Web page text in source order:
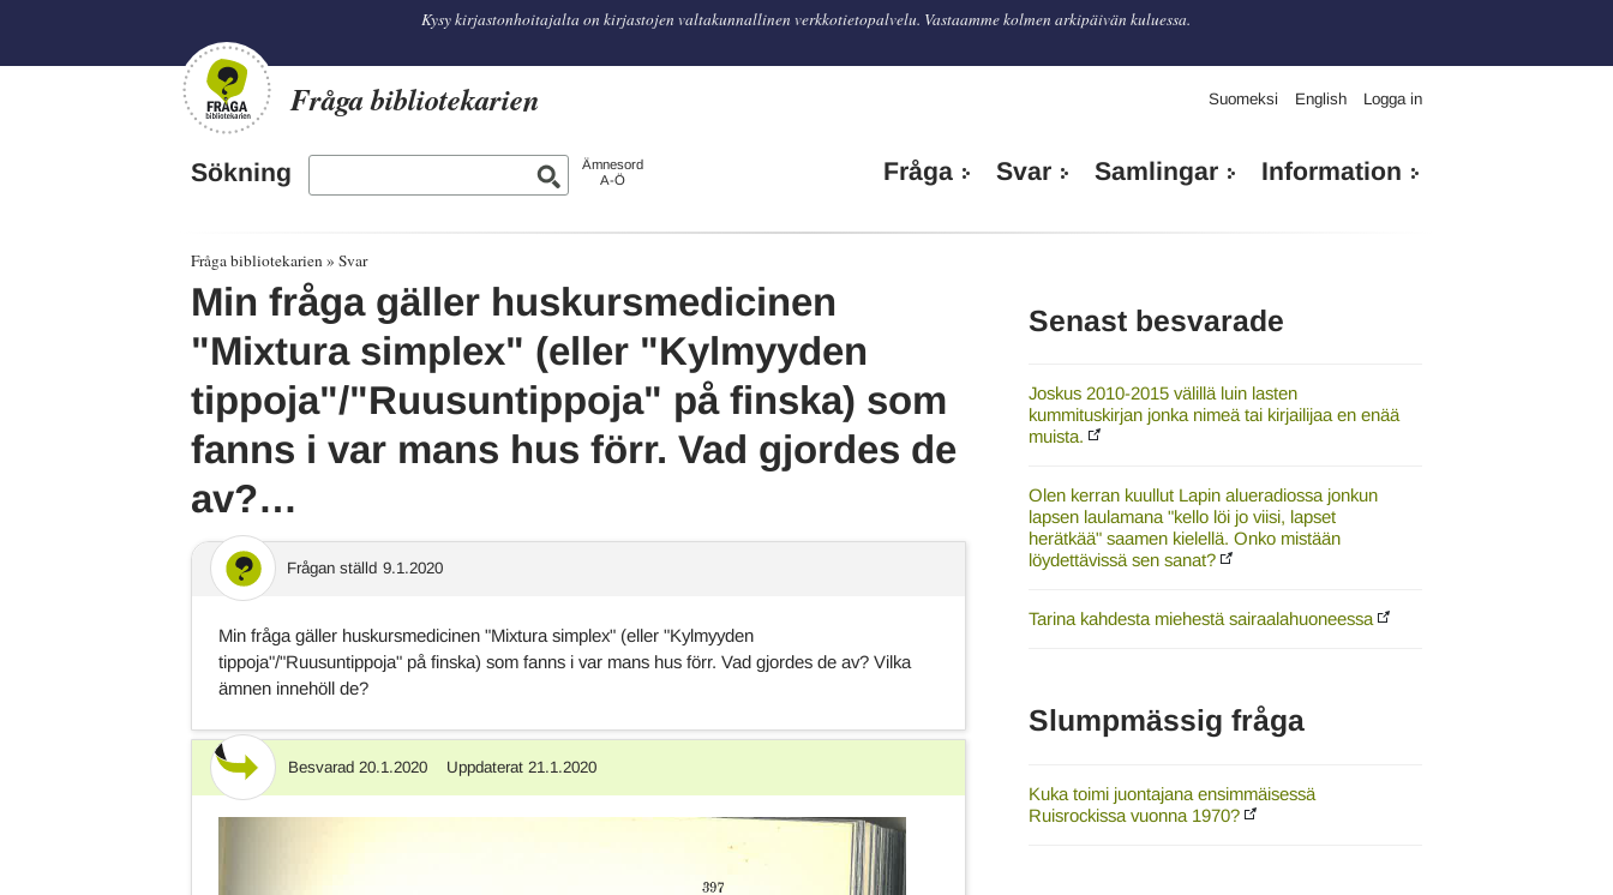
Kysy kirjastonhoitajalta on kirjastojen valtakunnallinen verkkotietopalvelu. Vastaamme kolmen arkipäivän kuluessa.
Fråga bibliotekarien Suomeksi English Logga in
Sökning
Ämnesord
A-Ö
Fråga Svar Samlingar Information
Fråga bibliotekarien Svar
Min fråga gäller huskursmedicinen
"Mixtura simplex" (eller "Kylmyyden
tippoja"/"Ruusuntippoja" på finska) som
fanns i var mans hus förr. Vad gjordes de
av?…
Frågan ställd 9.1.2020
Min fråga gäller huskursmedicinen "Mixtura simplex" (eller "Kylmyyden
tippoja"/"Ruusuntippoja" på finska) som fanns i var mans hus förr. Vad gjordes de av? Vilka
ämnen innehöll de?
Svar Besvarad 20.1.2020 Uppdaterat 21.1.2020
Senast besvarade
Joskus 2010-2015 välillä luin lasten
kummituskirjan jonka nimeä tai kirjailijaa en enää
muista.
Olen kerran kuullut Lapin alueradiossa jonkun
lapsen laulamana "kello löi jo viisi, lapset
herätkää" saamen kielellä. Onko mistään
löydettävissä sen sanat?
Tarina kahdesta miehestä sairaalahuoneessa
Slumpmässig fråga
Kuka toimi juontajana ensimmäisessä
Ruisrockissa vuonna 1970?